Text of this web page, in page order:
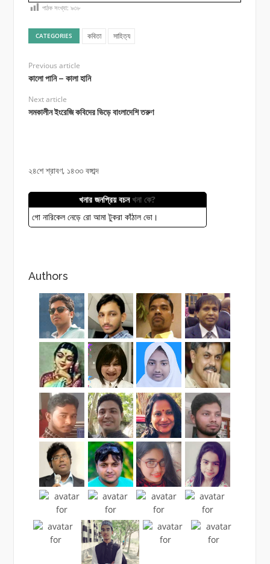
পাঠক সংখ্যা: ৯৩৮
CATEGORIES কবিতা সাহিত্য
Previous article
কালো পানি – কালা হানি
Next article
সমকালীন ইংরেজি কবিদের ভিড়ে বাংলাদেশি তরুণ
২৪শে শ্রাবণ, ১৪৩৩ বঙ্গাব্দ
খনার জনপ্রিয় বচনখনা কে?
গো নারিকেল নেড়ে রো আমা টুকরা কাঁঠাল ভো।
Authors